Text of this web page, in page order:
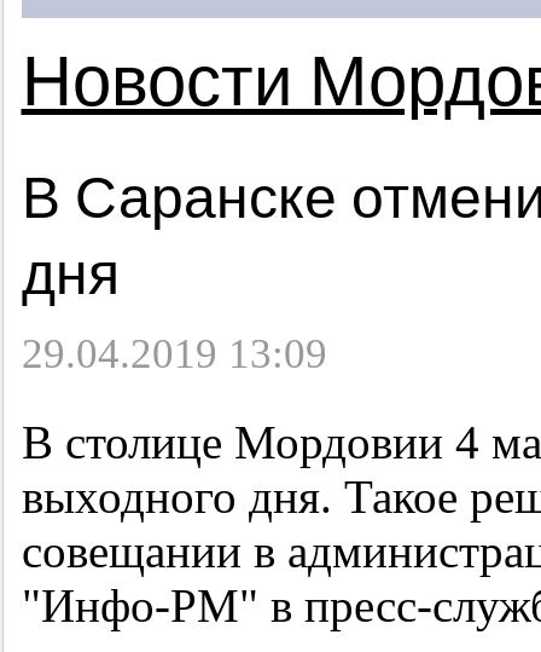
Новости
В Саранске
дня
29.04.2019 13:09
В столице Мордовии 4
выходного дня. Такое
совещании в
"Инфо-РМ" в пресс-